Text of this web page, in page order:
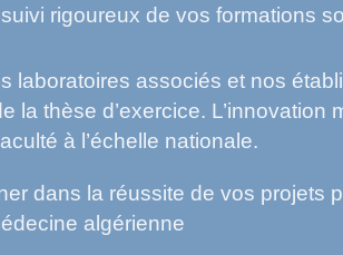
rigoureux de vos formations
laboratoires associés et nos
thèse d’exercice.
à l’échelle nationale.
dans la réussite de vos projets
algérienne